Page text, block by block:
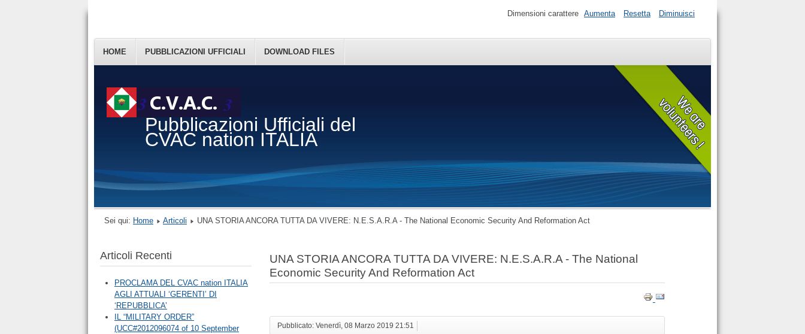
Pubblicazioni Ufficiali del
CVAC nation ITALIA
HOME PUBBLICAZIONI UFFICIALI DOWNLOAD FILES
Dimensioni carattere Aumenta Resetta Diminuisci
Sei qui: Home Articoli UNA STORIA ANCORA TUTTA DA VIVERE: N.E.S.A.R.A - The National Economic Security And Reformation Act
Articoli Recenti
PROCLAMA DEL CVAC nation ITALIA
AGLI ATTUALI ‘GERENTI’ DI
‘REPUBBLICA’
IL “MILITARY ORDER”
(UCC#2012096074 of 10 September
UNA STORIA ANCORA TUTTA DA VIVERE: N.E.S.A.R.A - The National
Economic Security And Reformation Act
Pubblicato: Venerdì, 08 Marzo 2019 21:51